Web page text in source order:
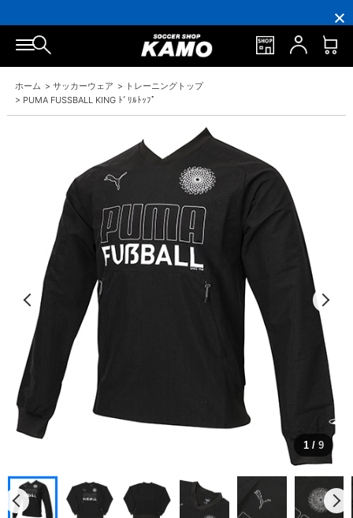
込)
以
上
シ
ー
ズ
ー
込)
以
上
で
送
無
料！
ト
還
元
率
5％！
レ
ミ
会
方
に
は
お
誕
月
に
ク
込)
以
上
で
シ
ー
ズ
ー
込)
以
上
で
送
無
料！
ホーム > サッカーウェア > トレーニングトップ
> PUMA FUSSBALL KING ﾄﾞﾘﾙﾄｯﾌﾟ
1 / 9